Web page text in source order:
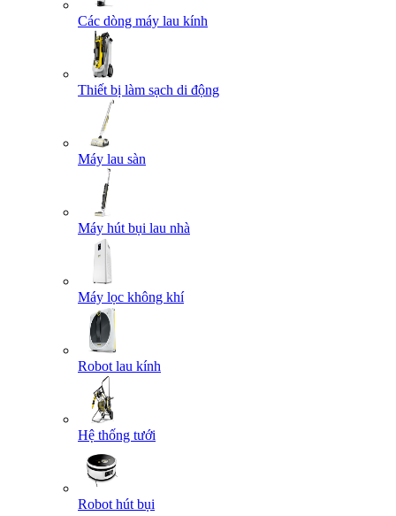
Các dòng máy lau kính
Thiết bị làm sạch di động
Máy lau sàn
Máy hút bụi lau nhà
Máy lọc không khí
Robot lau kính
Hệ thống tưới
Robot hút bụi